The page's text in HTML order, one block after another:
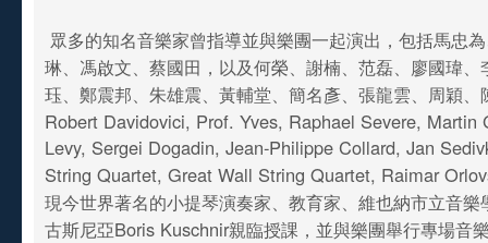
眾多的知名音樂家曾指導並與樂團一起演出，包括馬忠
琳、馮啟文、蔡國田，以及何榮、謝楠、范磊、廖國瑋、
珏、鄭震邦、朱雄震、黃輔堂、簡名彥、張龍雲、周穎、
Robert Davidovici, Prof. Yves, Raphael Severe, Martin
Levy, Sergei Dogadin, Jean-Philippe Collard, Jan
String Quartet, Great Wall String Quartet, Raimar
現今世界著名的小提琴演奏家、教育家、維也納市立音樂
古斯尼亞Boris Kuschnir親臨授課，並與樂團舉行專場音